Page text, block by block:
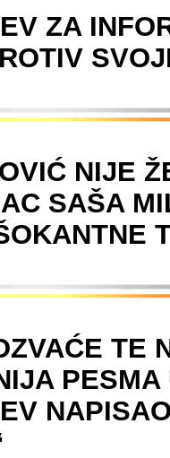
ZA
NIJE
SAŠA
TE